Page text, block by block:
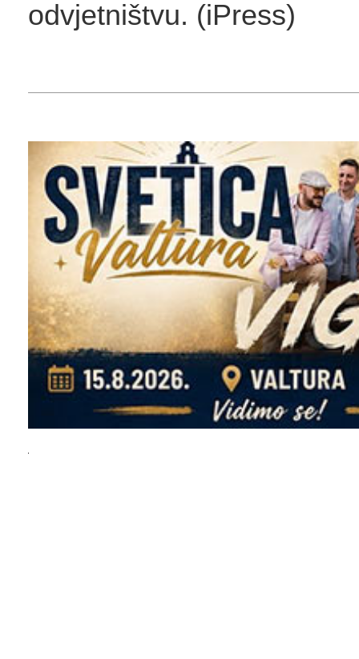
odvjetništvu. (iPress)